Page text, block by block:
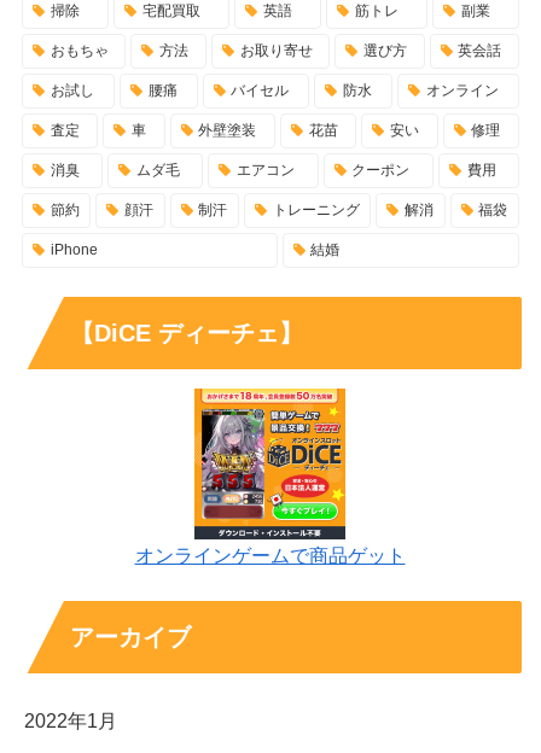
掃除 宅配買取 英語 筋トレ 副業
おもちゃ 方法 お取り寄せ 選び方 英会話
お試し 腰痛 バイセル 防水 オンライン
査定 車 外壁塗装 花苗 安い 修理
消臭 ムダ毛 エアコン クーポン 費用
節約 顔汗 制汗 トレーニング 解消 福袋
iPhone 結婚
【DiCE ディーチェ】
オンラインゲームで商品ゲット
アーカイブ
2022年1月